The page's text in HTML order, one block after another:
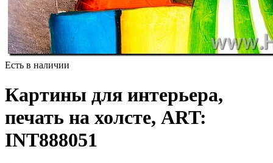
Есть в наличии
Картины для интерьера,
печать на холсте, ART:
INT888051